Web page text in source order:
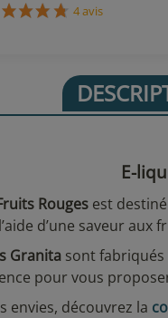
E-
Rouges est
d’une saveur aux
Granita sont fabriqués
pour vous
envies, découvrez la